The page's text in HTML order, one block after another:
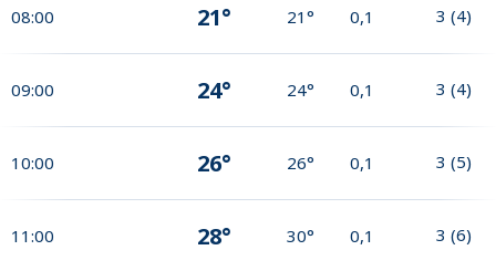
08:00 21° 21° 0,1 3 (4)
09:00 24° 24° 0,1 3 (4)
10:00 26° 26° 0,1 3 (5)
11:00 28° 30° 0,1 3 (6)